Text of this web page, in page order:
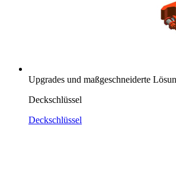
Upgrades und maßgeschneiderte
Deckschlüssel
Deckschlüssel